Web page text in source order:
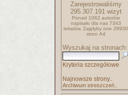
Zarejestrowaliśmy
295.307.191wizyt
Ponad 1062 autorów
napisało dla nas 7343
tekstów. Zajęłyby one 28930
stron A4
Wyszukaj na stronach:
Kryteria szczegółowe
Najnowsze strony..
Archiwum streszczeń..